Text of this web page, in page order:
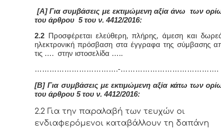
[Α] Για συμβάσεις με εκτιμώμενη αξία άνω των
του άρθρου 5 του ν. 4412/2016:
2.2 Προσφέρεται ελεύθερη, πλήρης, άμεση και
ηλεκτρονική πρόσβαση στα έγγραφα της σύμβασης
τις …. στην ιστοσελίδα …..
…………………………….-………………………………….
[Β] Για συμβάσεις με εκτιμώμενη αξία κάτω των
του άρθρου 5 του ν. 4412/2016:
2.2 Για την παραλαβή των τευχών οι
ενδιαφερόμενοι καταβάλλουν τη δαπάνη